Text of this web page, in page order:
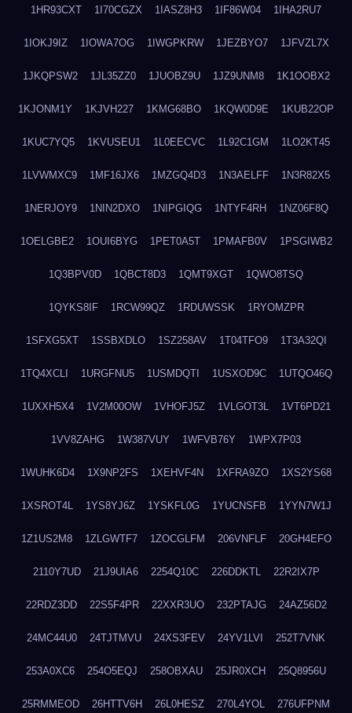
1HR93CXT 1I70CGZX 1IASZ8H3 1IF86W04 1IHA2RU7
1IOKJ9IZ 1IOWA7OG 1IWGPKRW 1JEZBYO7 1JFVZL7X
1JKQPSW2 1JL35ZZ0 1JUOBZ9U 1JZ9UNM8 1K1OOBX2
1KJONM1Y 1KJVH227 1KMG68BO 1KQW0D9E 1KUB22OP
1KUC7YQ5 1KVUSEU1 1L0EECVC 1L92C1GM 1LO2KT45
1LVWMXC9 1MF16JX6 1MZGQ4D3 1N3AELFF 1N3R82X5
1NERJOY9 1NIN2DXO 1NIPGIQG 1NTYF4RH 1NZ06F8Q
1OELGBE2 1OUI6BYG 1PET0A5T 1PMAFB0V 1PSGIWB2
1Q3BPV0D 1QBCT8D3 1QMT9XGT 1QWO8TSQ
1QYKS8IF 1RCW99QZ 1RDUWSSK 1RYOMZPR
1SFXG5XT 1SSBXDLO 1SZ258AV 1T04TFO9 1T3A32QI
1TQ4XCLI 1URGFNU5 1USMDQTI 1USXOD9C 1UTQO46Q
1UXXH5X4 1V2M00OW 1VHOFJ5Z 1VLGOT3L 1VT6PD21
1VV8ZAHG 1W387VUY 1WFVB76Y 1WPX7P03
1WUHK6D4 1X9NP2FS 1XEHVF4N 1XFRA9ZO 1XS2YS68
1XSROT4L 1YS8YJ6Z 1YSKFL0G 1YUCNSFB 1YYN7W1J
1Z1US2M8 1ZLGWTF7 1ZOCGLFM 206VNFLF 20GH4EFO
2110Y7UD 21J9UIA6 2254Q10C 226DDKTL 22R2IX7P
22RDZ3DD 22S5F4PR 22XXR3UO 232PTAJG 24AZ56D2
24MC44U0 24TJTMVU 24XS3FEV 24YV1LVI 252T7VNK
253A0XC6 254O5EQJ 258OBXAU 25JR0XCH 25Q8956U
25RMMEOD 26HTTV6H 26L0HESZ 270L4YOL 276UFPNM